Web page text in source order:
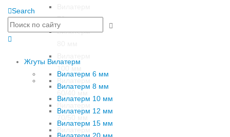
70 мм
Вилатерм
100 мм
Вилатерм
60/40 мм
Вилатерм
70/50 мм
Вилатерм
Search
Жгуты Вилатерм
Вилатерм 6 мм
Вилатерм 8 мм
Вилатерм 10 мм
Вилатерм 12 мм
Вилатерм 15 мм
Вилатерм 20 мм